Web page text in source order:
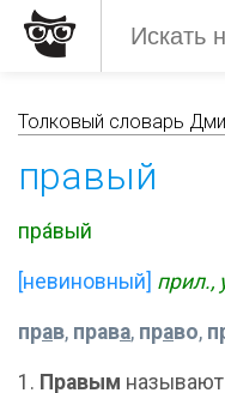
Толковый словарь
правый
пра́вый
[невиновный] прил.,
прав, права, право,
1. Правым называют